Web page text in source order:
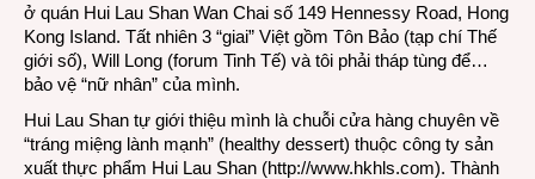
ở quán Hui Lau Shan Wan Chai số 149 Hennessy Road, Hong
Kong Island. Tất nhiên 3 “giai” Việt gồm Tôn Bảo (tạp chí Thế
giới số), Will Long (forum Tinh Tế) và tôi phải tháp tùng để…
bảo vệ “nữ nhân” của mình.
Hui Lau Shan tự giới thiệu mình là chuỗi cửa hàng chuyên về
“tráng miệng lành mạnh” (healthy dessert) thuộc công ty sản
xuất thực phẩm Hui Lau Shan (http://www.hkhls.com). Thành